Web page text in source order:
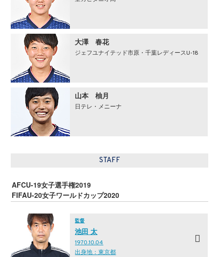
大澤 春花
ジェフユナイテッド市原・千葉レディースU-18
山本 柚月
日テレ・メニーナ
STAFF
AFCU-19女子選手権2019
FIFAU-20女子ワールドカップ2020
監督
池田 太
1970.10.04
出身地：東京都